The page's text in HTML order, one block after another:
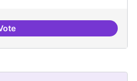
Bar obert i dinamitzat